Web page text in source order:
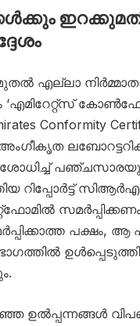
എല്ലാ
‘എമിറേറ്റ്‌സ്
Conformity
അംഗീകൃത
റിപ്പോർട്ട്
പക്ഷം,
ഉൾപ്പെടുത്തി
ഉൽപ്പന്നങ്ങൾ